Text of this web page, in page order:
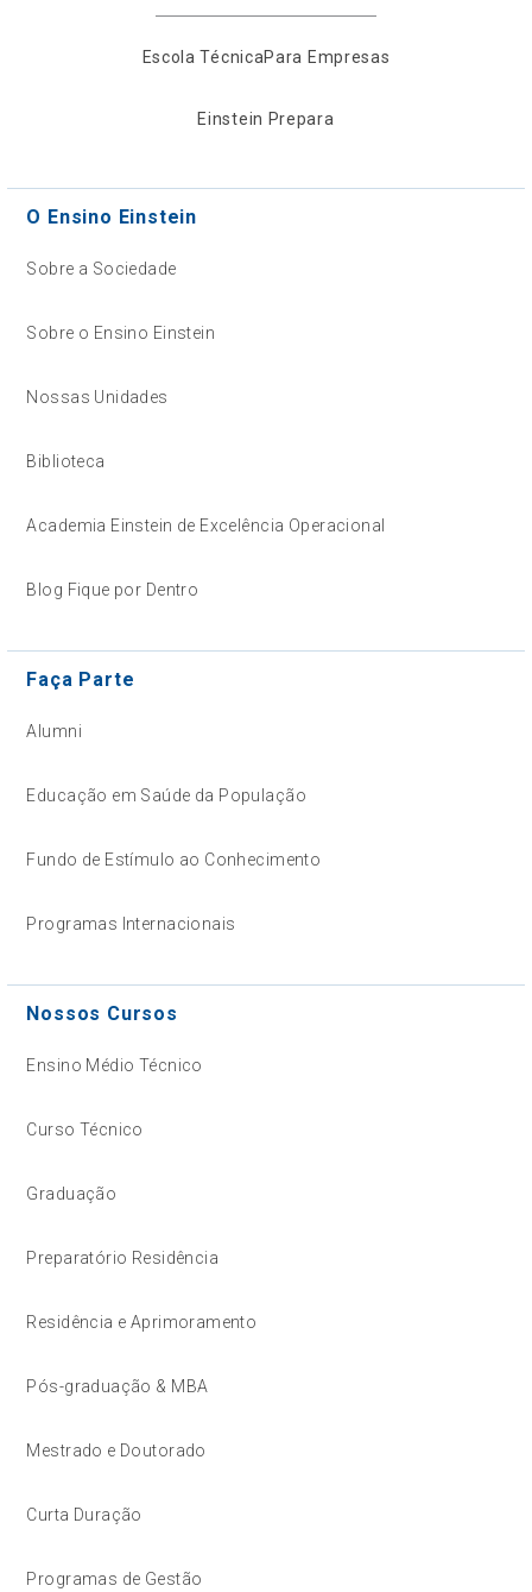
Escola TécnicaPara Empresas
Einstein Prepara
O Ensino Einstein
Sobre a Sociedade
Sobre o Ensino Einstein
Nossas Unidades
Biblioteca
Academia Einstein de Excelência Operacional
Blog Fique por Dentro
Faça Parte
Alumni
Educação em Saúde da População
Fundo de Estímulo ao Conhecimento
Programas Internacionais
Nossos Cursos
Ensino Médio Técnico
Curso Técnico
Graduação
Preparatório Residência
Residência e Aprimoramento
Pós-graduação & MBA
Mestrado e Doutorado
Curta Duração
Programas de Gestão